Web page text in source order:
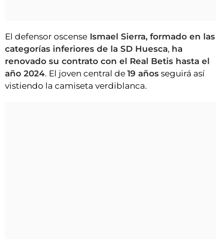
CLUB DEL AMIGO MILITANTE
INICIAR SESIÓN
El defensor oscense Ismael Sierra, formado en las
categorías inferiores de la SD Huesca, ha
renovado su contrato con el Real Betis hasta el
año 2024. El joven central de 19 años seguirá así
vistiendo la camiseta verdiblanca.